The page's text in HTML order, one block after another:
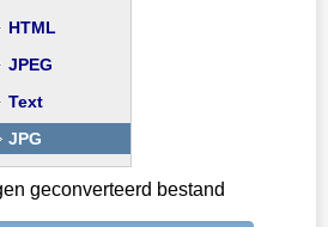
HTML
JPEG
Text
JPG
geconverteerd bestand